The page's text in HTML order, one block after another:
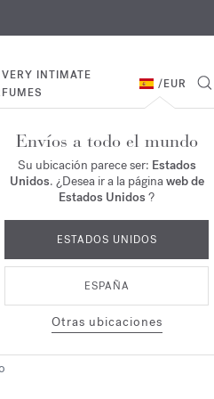
INTIMATE
/EUR
Envíos a todo el mundo
Su ubicación parece ser: Estados
Unidos. ¿Desea ir a la páginaweb de
Estados Unidos ?
ESTADOS UNIDOS
ESPAÑA
Otras ubicaciones
le Soir